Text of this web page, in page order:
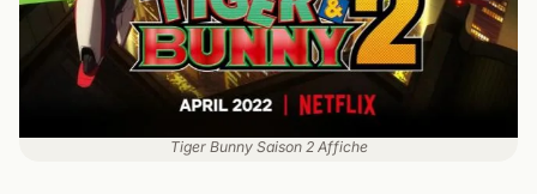
Tiger Bunny Saison 2 Affiche